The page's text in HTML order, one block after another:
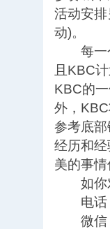
活动安
动)。
每一个
且KBC
KBC的
外，
参考底
经历和
美的事
如你对
电话：
微信